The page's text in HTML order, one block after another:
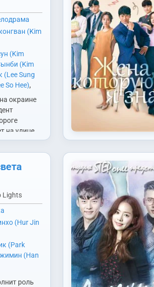
,Рю
,Сим
(Cho
(Cha
(Choi
(Kim
(Kim
(Kim
(Lee Sung
So Hee),
Hyuk)
Jin)
,
Хери
окраине
на улице
с
Он
домой.
Lights
(Hur Jin
(Park
(Han
роль